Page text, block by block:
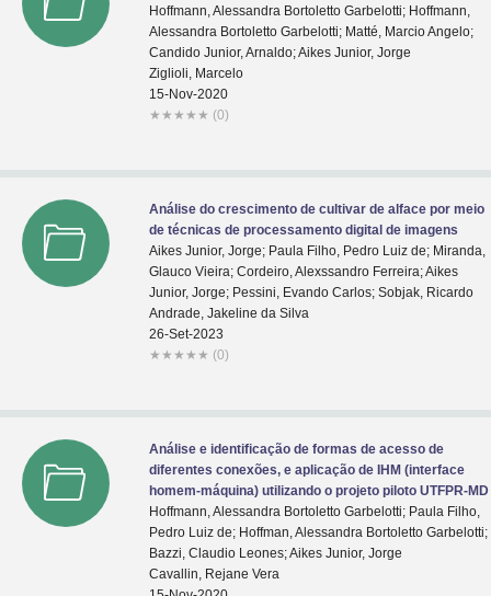
Hoffmann, Alessandra Bortoletto Garbelotti; Hoffmann,
Alessandra Bortoletto Garbelotti; Matté, Marcio Angelo;
Candido Junior, Arnaldo; Aikes Junior, Jorge
Ziglioli, Marcelo
15-Nov-2020
★ ★ ★ ★ ★ (0)
Análise do crescimento de cultivar de alface por meio
de técnicas de processamento digital de imagens
Aikes Junior, Jorge; Paula Filho, Pedro Luiz de; Miranda,
Glauco Vieira; Cordeiro, Alexssandro Ferreira; Aikes
Junior, Jorge; Pessini, Evando Carlos; Sobjak, Ricardo
Andrade, Jakeline da Silva
26-Set-2023
★ ★ ★ ★ ★ (0)
Análise e identificação de formas de acesso de
diferentes conexões, e aplicação de IHM (interface
homem-máquina) utilizando o projeto piloto UTFPR-MD
Hoffmann, Alessandra Bortoletto Garbelotti; Paula Filho,
Pedro Luiz de; Hoffman, Alessandra Bortoletto Garbelotti;
Bazzi, Claudio Leones; Aikes Junior, Jorge
Cavallin, Rejane Vera